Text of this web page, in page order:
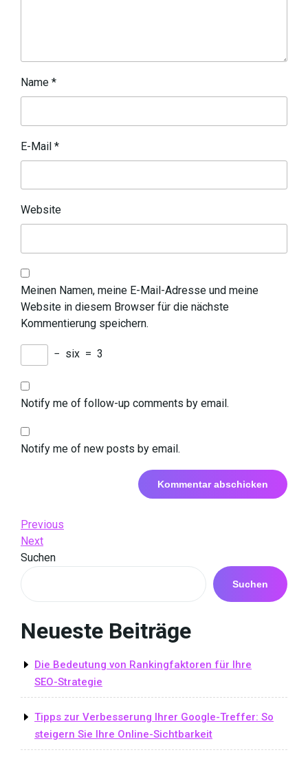
Name *
E-Mail *
Website
Meinen Namen, meine E-Mail-Adresse und meine
Website in diesem Browser für die nächste
Kommentierung speichern.
− six = 3
Notify me of follow-up comments by email.
Notify me of new posts by email.
Beitrags-
Navigation
Previous
Post
Previous
Next
Post
Next
Suchen
Suchen
Neueste Beiträge
Die Bedeutung von Rankingfaktoren für Ihre
SEO-Strategie
Tipps zur Verbesserung Ihrer Google-Treffer: So
steigern Sie Ihre Online-Sichtbarkeit